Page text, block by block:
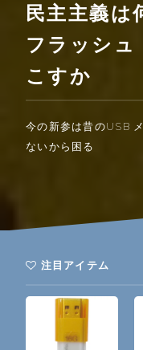
民主主義は
フラッシュ
こすか
今の新参は昔のUSB
ないから困る
注目アイテム